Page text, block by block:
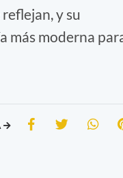
y su
más moderna